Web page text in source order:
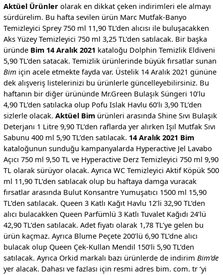
Aktüel Ürünlerolarak en dikkat çeken indirimleri ele almayı
sürdürelim. Bu hafta sevilen ürün Marc Mutfak-Banyo
Temizleyici Sprey 750 ml 11,90 TL’den alıcısı ile buluşacakken
Aks Yüzey Temizleyici 750 ml 3,25 TL’den satılacak. Bir başka
üründe Bim 14 Aralık 2021 kataloğu Dolphin Temizlik Eldiveni
5,90 TL’den satacak. Temizlik ürünlerinde büyük fırsatlar sunan
Bim için acele etmekte fayda var. Üstelik 14 Aralık 2021 gününe
dek alışveriş listelerinizi bu ürünlerle güncelleyebilirsiniz. Bu
haftanın bir diğer ürününde Mr.Green Bulaşık Süngeri 10’lu
4,90 TL’den satılacka olup Pofu Islak Havlu 60’lı 3,90 TL’den
sizlerle olacak. Aktüel Bimürünleri arasında Shine Sıvı Bulaşık
Deterjanı 1 Litre 9,90 TL’den raflarda yer alırken Işıl Mutfak Sıvı
Sabunu 400 ml 5,90 TL’den satılacak. 14 Aralık 2021 Bim
kataloğunun sunduğu kampanyalarda Hyperactive Jel Lavabo
Açıcı 750 ml 9,50 TL ve Hyperactive Derz Temizleyici 750 ml 9,90
TL olarak sürüyor olacak. Ayrıca WC Temizleyici Aktif Köpük 500
ml 11,90 TL’den satılacak olup bu haftaya damga vuracak
fırsatlar arasında Bulut Konsantre Yumuşatıcı 1500 ml 15,90
TL’den satılacak. Queen 3 Katlı Kağıt Havlu 12’li 32,90 TL’den
alıcı bulacakken Queen Parfümlü 3 Katlı Tuvalet Kağıdı 24’lü
42,90 TL’den satılacak. Adet fiyatı olarak 1,78 TL’ye gelen bu
ürün kaçmaz. Ayrıca Blume Peçete 200’lü 6,90 TL’dne alıcı
bulacak olup Queen Çek-Kullan Mendil 150’li 5,90 TL’den
satılacak. Ayrıca Orkid markalı bazı ürünlerde de indirim Bim’de
yer alacak. Dahası ve fazlası için resmi adres bim. com. tr ‘yi